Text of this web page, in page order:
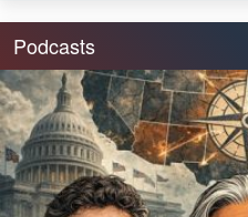
Podcasts